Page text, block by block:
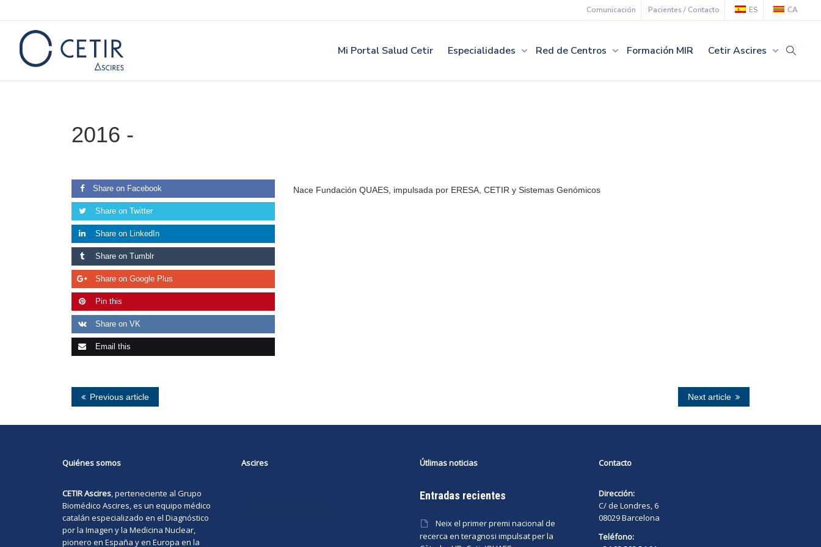
Comunicación Pacientes / Contacto ES CA
Mi Portal Salud Cetir Especialidades Red de Centros Formación MIR Cetir Ascires
2016 -
Share on Facebook
Share on Twitter
Share on LinkedIn
Share on Tumblr
Share on Google Plus
Pin this
Share on VK
Email this
Nace Fundación QUAES, impulsada por ERESA, CETIR y Sistemas Genómicos
Next article
Previous article
Quiénes somos
CETIR Ascires, perteneciente al Grupo
Biomédico Ascires, es un equipo médico
catalán especializado en el Diagnóstico
por la Imagen y la Medicina Nuclear,
pionero en España y en Europa en la
Ascires Útlimas noticias
Entradas recientes
Neix el primer premi nacional de
recerca en teragnosi impulsat per la
Contacto
Dirección:
C/ de Londres, 6
08029 Barcelona
Teléfono: